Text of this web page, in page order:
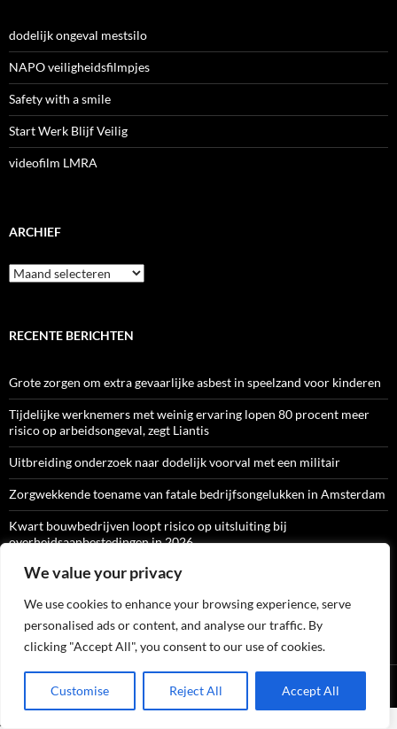
We value your privacy
We use cookies to enhance your browsing experience, serve
personalised ads or content, and analyse our traffic. By
clicking "Accept All", you consent to our use of cookies.
Customise Reject All Accept All
dodelijk ongeval mestsilo
NAPO veiligheidsfilmpjes
Safety with a smile
Start Werk Blijf Veilig
videofilm LMRA
ARCHIEF
Archief
RECENTE BERICHTEN
Grote zorgen om extra gevaarlijke asbest in speelzand voor kinderen
Tijdelijke werknemers met weinig ervaring lopen 80 procent meer
risico op arbeidsongeval, zegt Liantis
Uitbreiding onderzoek naar dodelijk voorval met een militair
Zorgwekkende toename van fatale bedrijfsongelukken in Amsterdam
Kwart bouwbedrijven loopt risico op uitsluiting bij
overheidsaanbestedingen in 2026
ARBO-CATALOGI
Ondersteund door WordPress